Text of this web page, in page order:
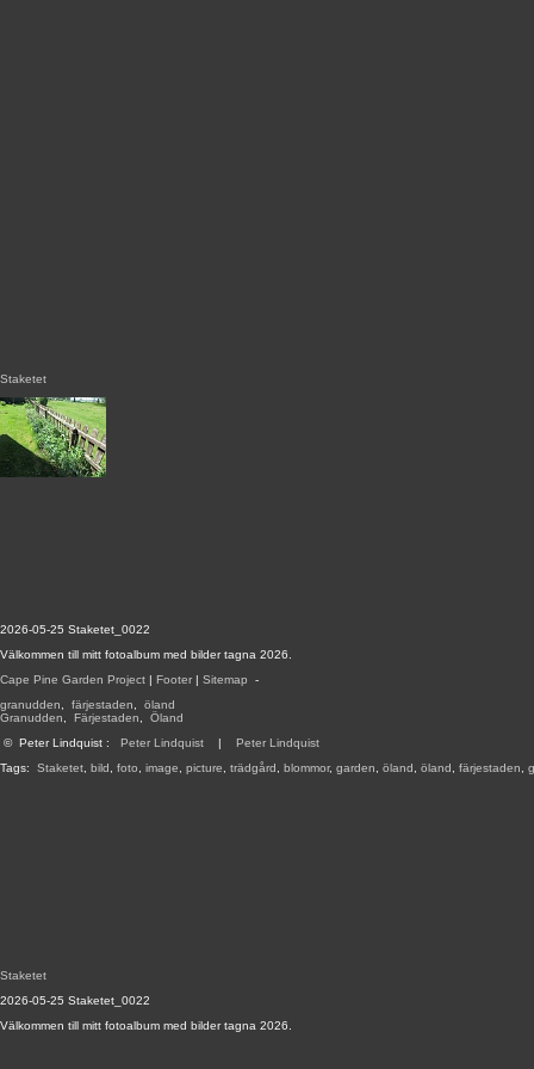
2026-05-25 Staketet_0022
Välkommen till mitt fotoalbum med bilder tagna 2026.
Cape Pine Garden Project | Footer | Sitemap -
granudden
färjestaden
öland
Granudden
Färjestaden
Öland
© Peter Lindquist : Peter Lindquist | Peter Lindquist
Tags: Staketet bild foto image picture trädgård blommor, garden öland öland färjestaden
Staketet
Staketet
2026-05-25 Staketet_0022
Välkommen till mitt fotoalbum med bilder tagna 2026.